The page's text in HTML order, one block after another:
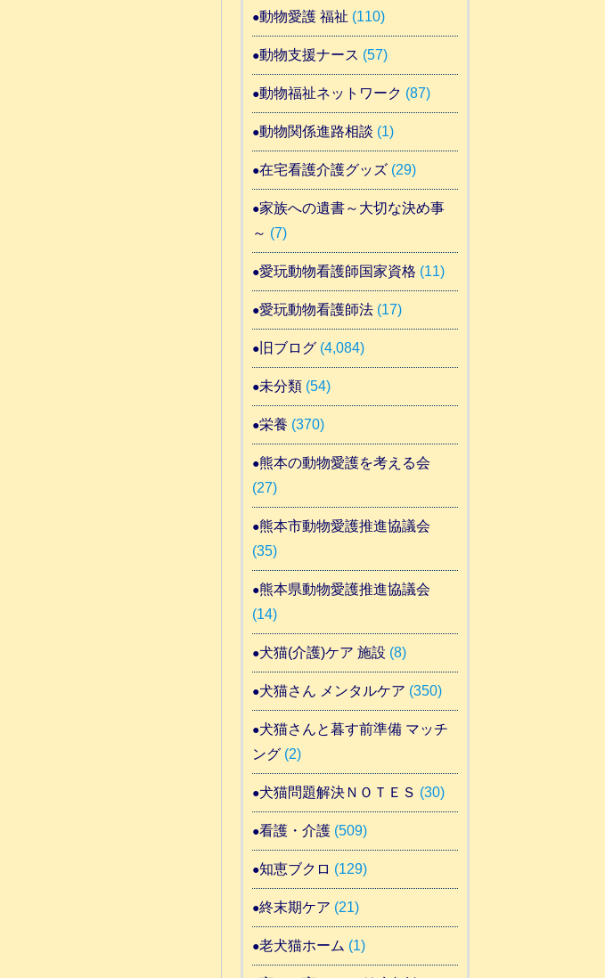
動物愛護 福祉 (110)
動物支援ナース (57)
動物福祉ネットワーク (87)
動物関係進路相談 (1)
在宅看護介護グッズ(29)
家族への遺書～大切な決め事
～ (7)
愛玩動物看護師国家資格 (11)
愛玩動物看護師法(17)
旧ブログ(4,084)
未分類(54)
栄養 (370)
熊本の動物愛護を考える会
(27)
熊本市動物愛護推進協議会
(35)
熊本県動物愛護推進協議会
(14)
犬猫(介護)ケア 施設 (8)
犬猫さん メンタルケア (350)
犬猫さんと暮す前準備 マッチ
ング(2)
犬猫問題解決ＮＯＴＥＳ (30)
看護・介護(509)
知恵ブクロ (129)
終末期ケア (21)
老犬猫ホーム (1)